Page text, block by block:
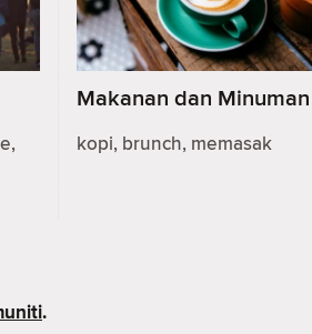
Makanan dan Minuman
kopi, brunch, memasak
.